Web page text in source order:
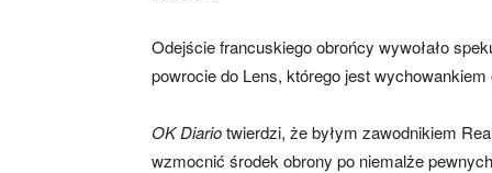
Odejście francuskiego obrońcy wywołało
powrocie do Lens, którego jest
OK Diariotwierdzi, że byłym zawodnikiem
wzmocnić środek obrony po niemalże